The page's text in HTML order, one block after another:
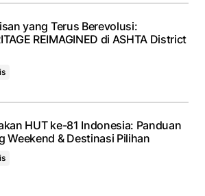
yang Terus Berevolusi:
REIMAGINED di ASHTA District
HUT ke-81 Indonesia: Panduan
Weekend & Destinasi Pilihan